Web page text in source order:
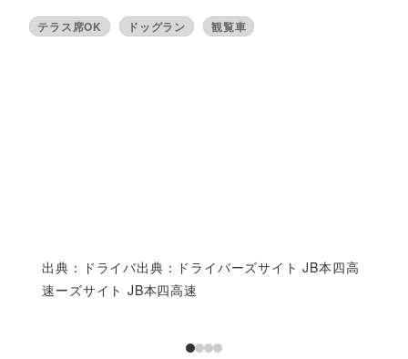
テラス席OK ドッグラン 観覧車
出典：ドライバ出典：ドライバーズサイト JB本四高
速ーズサイト JB本四高速